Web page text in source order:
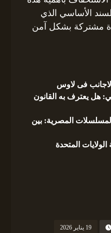
الأساسي الذي
مشتركة بشكل آمن
فى لاوس
هل يعترف به القانون
المصرية: بين
المتحدة
19 يناير 2026